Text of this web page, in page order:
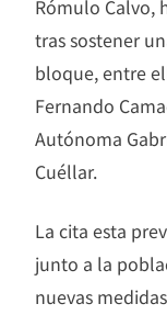
Rómulo Calvo,
tras sostener
bloque, entre
Fernando
Autónoma
Cuéllar.
La cita esta
junto a la
nuevas